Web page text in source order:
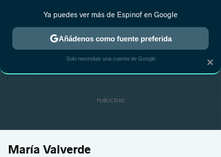
ESTRENOS REALITY ANIME RANKINGS CINE
María Valverde
×
Ya puedes ver más de Espinof en Google
Añádenos como fuente preferida
Solo necesitas una cuenta de Google